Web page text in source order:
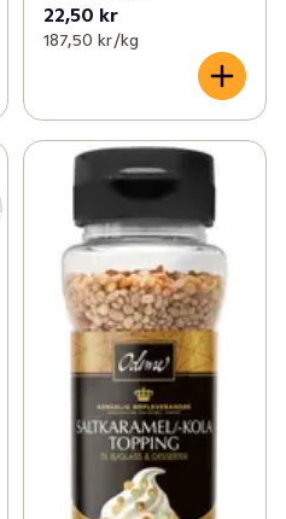
22,50 kr
187,50 kr /kg